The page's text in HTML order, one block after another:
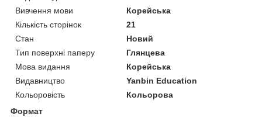
Вивчення мови
Корейська
Кількість сторінок
21
Стан
Новий
Тип поверхні паперу
Глянцева
Мова видання
Корейська
Видавництво
Yanbin Education
Кольоровість
Кольорова
Формат